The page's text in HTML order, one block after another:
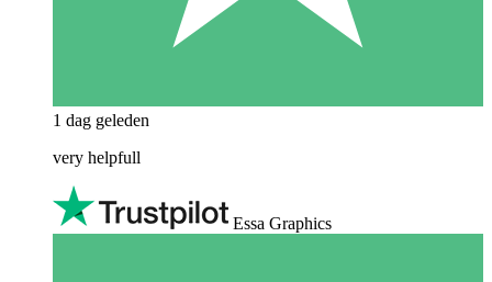
1 dag geleden
very helpfull
Essa Graphics